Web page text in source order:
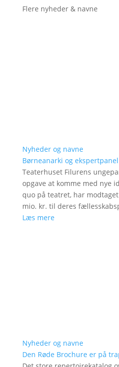
Flere nyheder & navne
Nyheder og navne
Børneanarki og ekspertpanel
Teaterhuset Filurens
opgave at komme med nye
quo på teatret, har
mio. kr. til deres
Læs mere
Nyheder og navne
Den Røde Brochure er på